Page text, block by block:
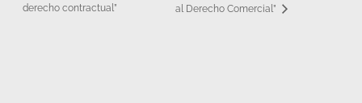
derecho contractual”
al Derecho Comercial”